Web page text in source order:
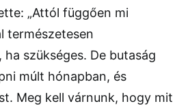
„Attól függően mi
természetesen
szükséges. De butaság
múlt hónapban, és
Meg kell várnunk, hogy mit